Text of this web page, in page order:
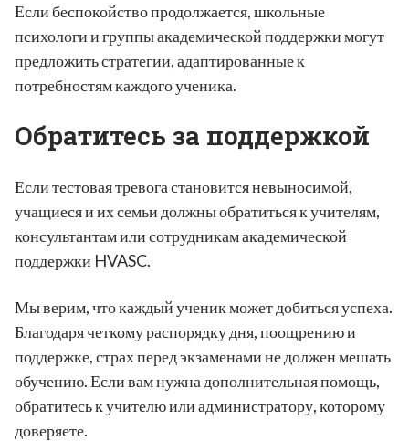
Если беспокойство продолжается, школьные
психологи и группы академической поддержки могут
предложить стратегии, адаптированные к
потребностям каждого ученика.
Обратитесь за поддержкой
Если тестовая тревога становится невыносимой,
учащиеся и их семьи должны обратиться к учителям,
консультантам или сотрудникам академической
поддержки HVASC.
Мы верим, что каждый ученик может добиться успеха.
Благодаря четкому распорядку дня, поощрению и
поддержке, страх перед экзаменами не должен мешать
обучению. Если вам нужна дополнительная помощь,
обратитесь к учителю или администратору, которому
доверяете.